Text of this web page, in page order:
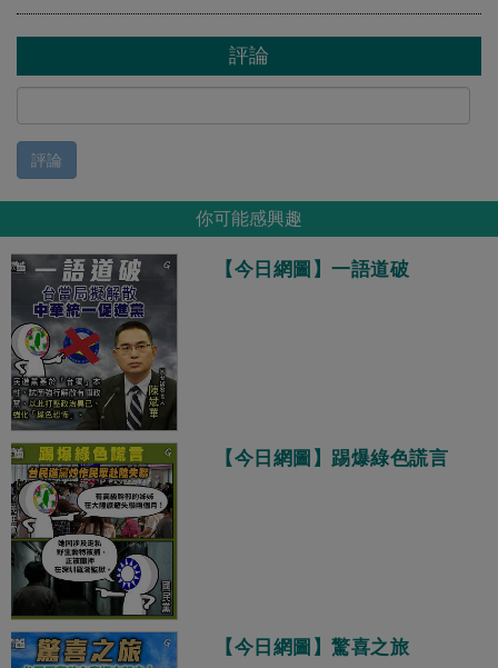
評論
評論
你可能感興趣
【今日網圖】一語道破
【今日網圖】踢爆綠色謊言
【今日網圖】驚喜之旅